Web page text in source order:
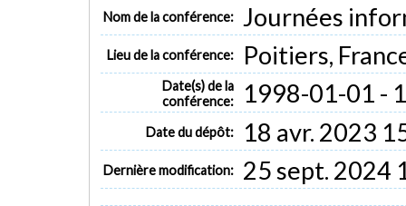
Nom de la conférence: Journées
Lieu de la conférence: Poitiers,
Date(s) de la
conférence:
1998-01-01 -
Date du dépôt: 18 avr. 2023
Dernière modification: 25 sept. 2024